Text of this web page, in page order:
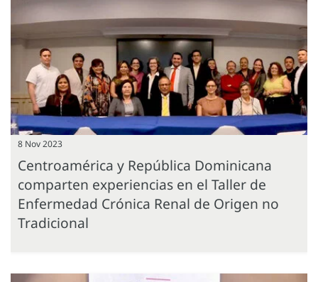
8 Nov 2023
Centroamérica y República Dominicana
comparten experiencias en el Taller de
Enfermedad Crónica Renal de Origen no
Tradicional